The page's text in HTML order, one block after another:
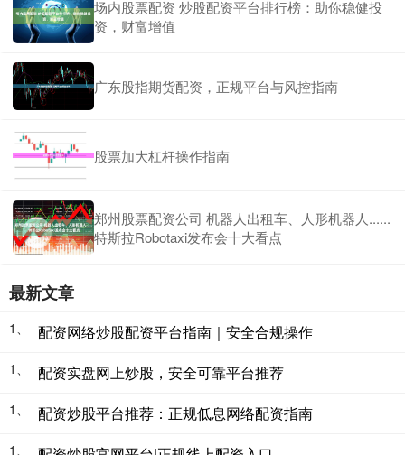
场内股票配资 炒股配资平台排行榜：助你稳健投
资，财富增值
广东股指期货配资，正规平台与风控指南
股票加大杠杆操作指南
郑州股票配资公司 机器人出租车、人形机器人......
特斯拉Robotaxi发布会十大看点
最新文章
1、 配资网络炒股配资平台指南｜安全合规操作
1、 配资实盘网上炒股，安全可靠平台推荐
1、 配资炒股平台推荐：正规低息网络配资指南
1、